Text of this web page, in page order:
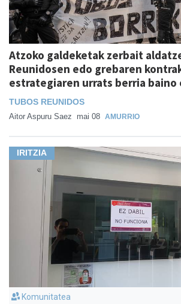
Atzoko galdeketak zerbait
Reunidosen edo grebaren
estrategiaren urrats berria baino
TUBOS REUNIDOS
Aitor Aspuru Saez mai 08 AMURRIO
IRITZIA
Komunitatea